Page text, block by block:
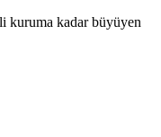
kuruma kadar büyüyen